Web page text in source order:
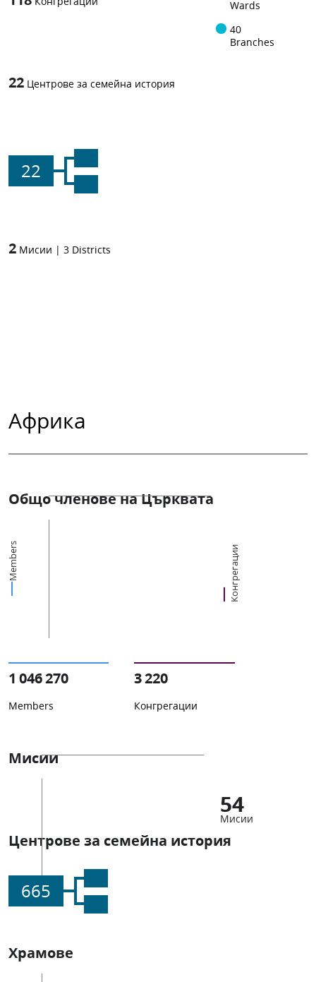
Wards
40
Branches
22 Центрове за семейна история
22
2 Мисии | 3 Districts
Африка
Общо членове на Църквата
Members Конгрегации
1 046 270
Members
3 220
Конгрегации
Мисии
54
Мисии
Центрове за семейна история
665
Храмове